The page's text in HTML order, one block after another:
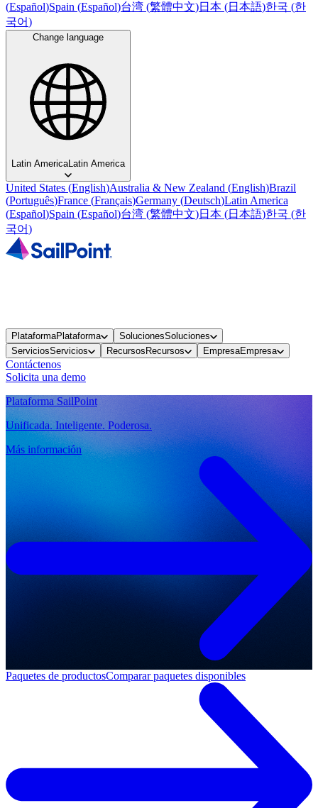
(Español)Spain (Español)台湾 (繁體中文)日本 (日本語)한국 (한
국어)
Change language
Latin AmericaLatin America
United States (English)Australia & New Zealand (English)Brazil
(Português)France (Français)Germany (Deutsch)Latin America
(Español)Spain (Español)台湾 (繁體中文)日本 (日本語)한국 (한
국어)
PlataformaPlataforma SolucionesSoluciones
ServiciosServicios Recursos Recursos EmpresaEmpresa
Contáctenos
Solicita una demo
Plataforma SailPoint
Unificada. Inteligente. Poderosa.
Más información
Paquetes de productosComparar paquetes disponibles